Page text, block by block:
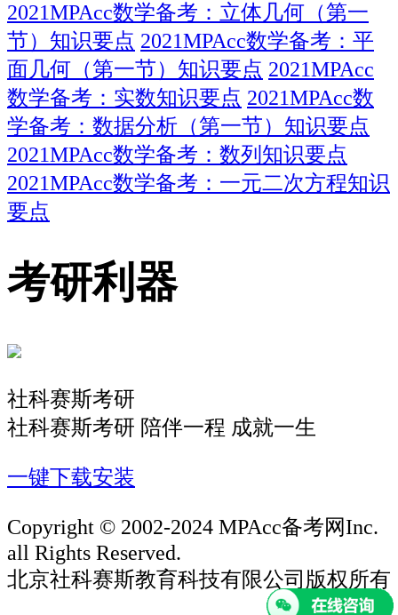
2021MPAcc数学备考：立体几何（第一
节）知识要点 2021MPAcc数学备考：平
面几何（第一节）知识要点 2021MPAcc
数学备考：实数知识要点 2021MPAcc数
学备考：数据分析（第一节）知识要点
2021MPAcc数学备考：数列知识要点
2021MPAcc数学备考：一元二次方程知识
要点
考研利器
社科赛斯考研
社科赛斯考研 陪伴一程 成就一生
一键下载安装
Copyright © 2002-2024 MPAcc备考网Inc.
all Rights Reserved.
北京社科赛斯教育科技有限公司版权所有